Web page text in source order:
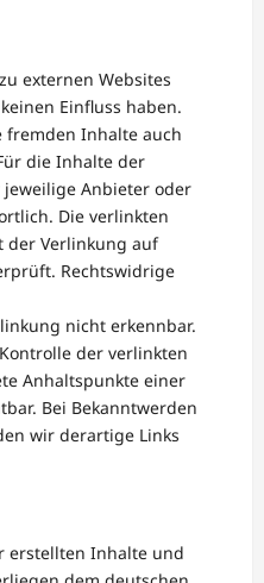
externen Websites
Einfluss haben.
fremden Inhalte auch
die Inhalte der
Anbieter oder
Die verlinkten
der Verlinkung auf
Rechtswidrige
nicht erkennbar.
der verlinkten
Anhaltspunkte einer
Bei Bekanntwerden
wir derartige Links
erstellten Inhalte und